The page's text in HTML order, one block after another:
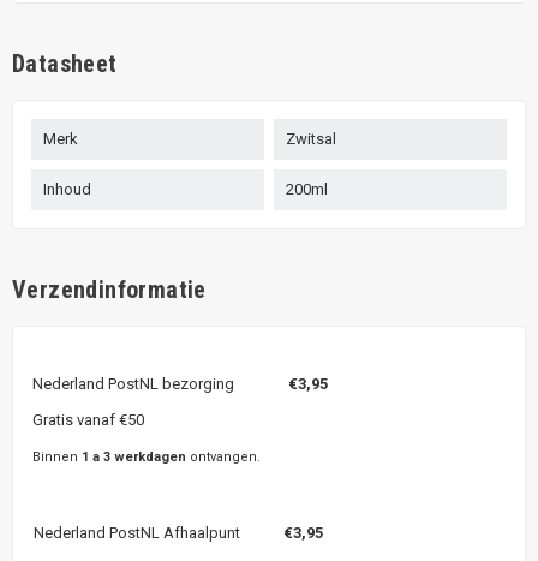
Datasheet
Merk Zwitsal
Inhoud 200ml
Verzendinformatie
Nederland PostNL bezorging €3,95
Gratis vanaf €50
Binnen 1 a 3 werkdagen ontvangen.
Nederland PostNL Afhaalpunt €3,95